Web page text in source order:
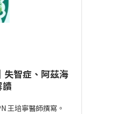
失智症、阿茲海
讀
王培寧醫師撰寫。